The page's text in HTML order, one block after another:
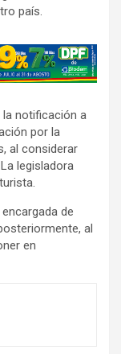
país.
la notificación a
por la
al considerar
legisladora
de
al
en